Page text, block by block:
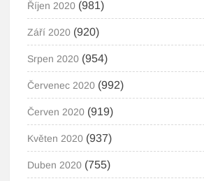
Říjen 2020 (981)
Září 2020 (920)
Srpen 2020 (954)
Červenec 2020 (992)
Červen 2020 (919)
Květen 2020 (937)
Duben 2020 (755)